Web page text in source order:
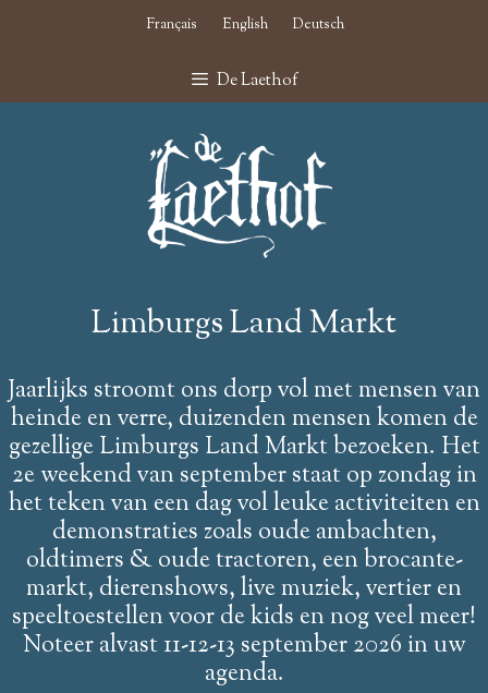
Français English Deutsch
De Laethof
Limburgs Land Markt
Jaarlijks stroomt ons dorp vol met mensen van
heinde en verre, duizenden mensen komen de
gezellige Limburgs Land Markt bezoeken. Het
2e weekend van september staat op zondag in
het teken van een dag vol leuke activiteiten en
demonstraties zoals oude ambachten,
oldtimers & oude tractoren, een brocante-
markt, dierenshows, live muziek, vertier en
speeltoestellen voor de kids en nog veel meer!
Noteer alvast 11-12-13 september 2026 in uw
agenda.